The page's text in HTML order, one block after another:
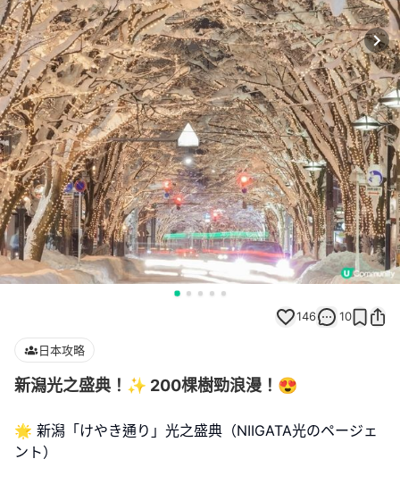
146 10
日本攻略
新潟光之盛典！✨ 200棵樹勁浪漫！😍
🌟 新潟「けやき通り」光之盛典（NIIGATA光のページェ
ント）